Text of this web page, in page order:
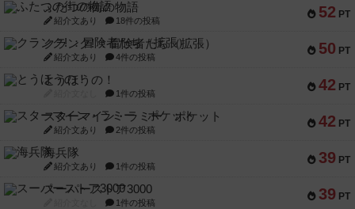
52 PT
ふたつの街の物語
紹介文あり 18件の投稿
50 PT
クランク! ：冒険者たち（拡張）
紹介文あり 4件の投稿
42 PT
とうほうの！
1件の投稿
42 PT
スターマイン・ラミー ポケット
紹介文あり 2件の投稿
39 PT
海兵隊
紹介文あり 1件の投稿
39 PT
スーパーストア3000
1件の投稿